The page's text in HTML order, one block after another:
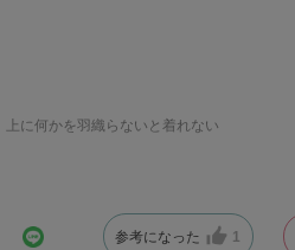
に何かを羽織らないと着れない
参考になった 1